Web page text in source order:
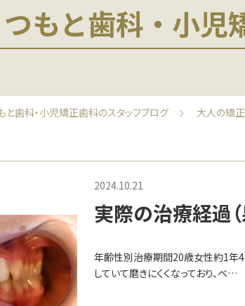
つもと歯科・小児
と歯科・小児矯正歯科のスタッフブログ 大人の矯
2024.10.21
実際の治療経過
年齢性別治療期間20歳女性約1年
していて磨きにくくなっており、ベ…